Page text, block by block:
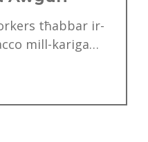
tħabbar ir-
mill-kariga